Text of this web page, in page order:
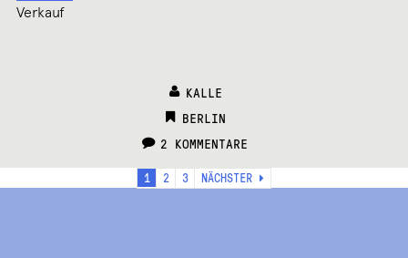
Verkauf
KALLE
CATEGORIES:
BERLIN
2 KOMMENTARE
Seitennummerierung
1 2 3 NÄCHSTER